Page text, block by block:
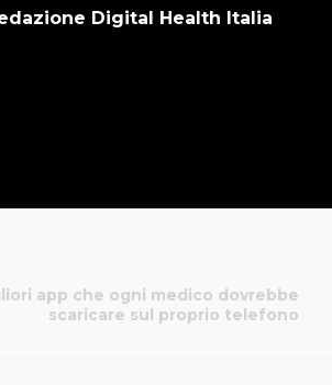
Digital Health Italia
app che ogni medico dovrebbe
scaricare sul proprio telefono